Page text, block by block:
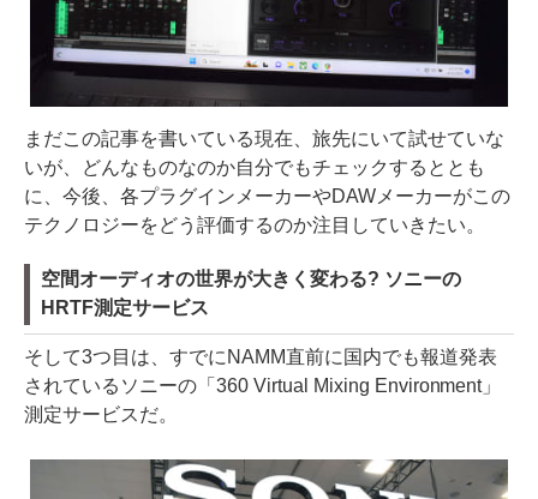
まだこの記事を書いている現在、旅先にいて試せていな
いが、どんなものなのか自分でもチェックするととも
に、今後、各プラグインメーカーやDAWメーカーがこの
テクノロジーをどう評価するのか注目していきたい。
空間オーディオの世界が大きく変わる? ソニーの
HRTF測定サービス
そして3つ目は、すでにNAMM直前に国内でも報道発表
されているソニーの「360 Virtual Mixing Environment」
測定サービスだ。